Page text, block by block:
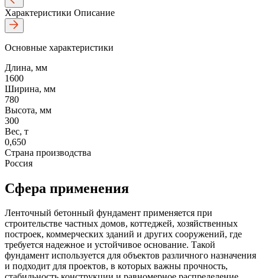
Характеристики Описание
Основные характеристики
Длина, мм
1600
Ширина, мм
780
Высота, мм
300
Вес, т
0,650
Страна производства
Россия
Сфера применения
Ленточный бетонный фундамент применяется при
строительстве частных домов, коттеджей, хозяйственных
построек, коммерческих зданий и других сооружений, где
требуется надежное и устойчивое основание. Такой
фундамент используется для объектов различного назначения
и подходит для проектов, в которых важны прочность,